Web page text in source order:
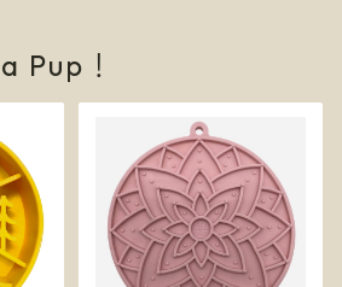
Pup！